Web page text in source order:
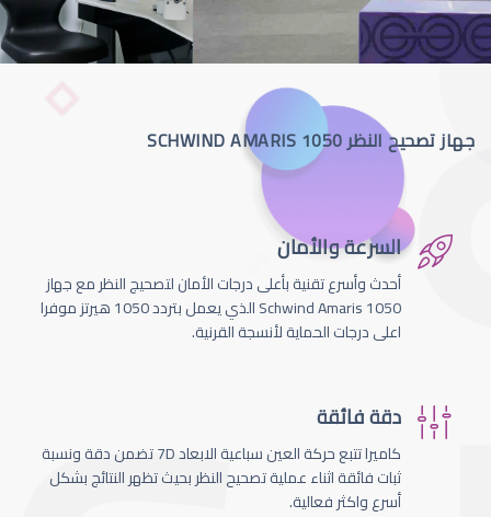
جهاز تصحيح النظر SCHWIND AMARIS 1050
السرعة والأمان
أحدث وأسرع تقنية بأعلى درجات الأمان لتصحيج النظر مع جهاز
Schwind Amaris 1050 الذي يعمل بتردد 1050 هيرتز موفرا
اعلى درجات الحماية لأنسجة القرنية.
دقة فائقة
كاميرا تتبع حركة العين سباعية الابعاد 7D تضمن دقة ونسبة
ثبات فائقة اثناء عملية تصحيح النظر بحيث تظهر النتائج بشكل
أسرع واكثر فعالية.